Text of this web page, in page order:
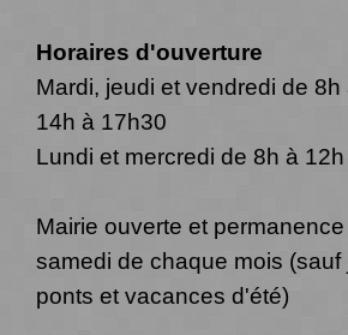
Horaires d'ouverture
Mardi, jeudi et vendredi de 8h
14h à 17h30
Lundi et mercredi de 8h à 12h
Mairie ouverte et
samedi de chaque mois (sauf
ponts et vacances d'été)